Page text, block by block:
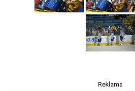
Reklama